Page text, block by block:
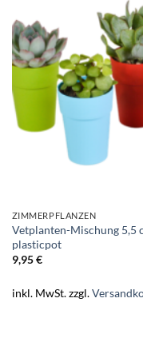
ZIMMERPFLANZEN
Vetplanten-Mischung 5,5
plasticpot
9,95€
inkl. MwSt.zzgl.